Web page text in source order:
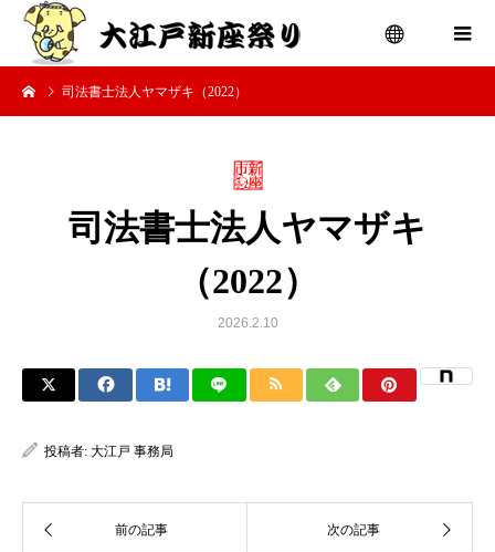
司法書士法人ヤマザキ（2022）
司法書士法人ヤマザキ
（2022）
2026.2.10
投稿者: 大江戸 事務局